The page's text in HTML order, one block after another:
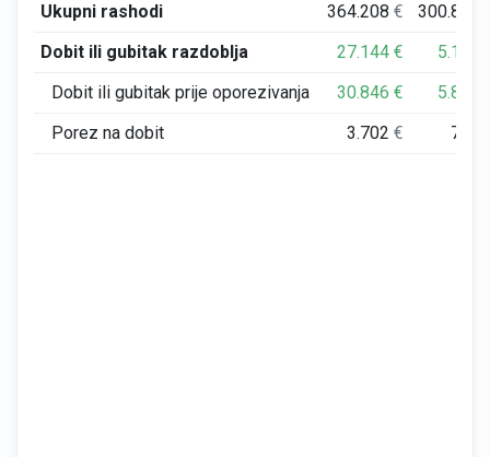
Ukupni rashodi
364.208€ 300.810
Dobit ili gubitak razdoblja
27.144€ 5.142
Dobit ili gubitak prije oporezivanja
30.846€ 5.844
Porez na dobit
3.702€ 701